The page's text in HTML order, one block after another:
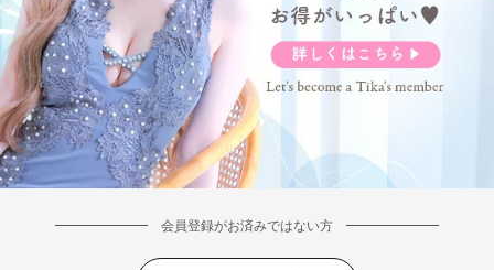
会員登録がお済みではない方